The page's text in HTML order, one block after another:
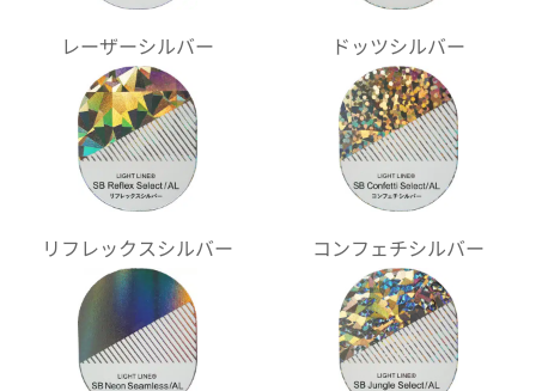
レーザーシルバー ドッツシルバー
リフレックスシルバー コンフェチシルバー